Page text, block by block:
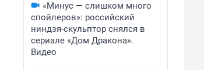
«Минус — слишком много
спойлеров»: российский
ниндзя-скульптор снялся в
сериале «Дом Дракона».
Видео